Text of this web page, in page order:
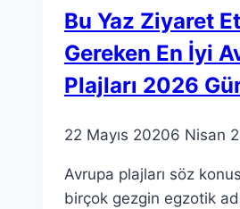
Bu Yaz Ziyaret
Gereken En İyi
Plajları 2026
22 Mayıs 20206 Nisan
Avrupa plajları söz
birçok gezgin egzotik